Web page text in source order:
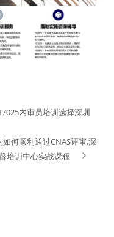
内审员培训选择深圳
何顺利通过CNAS评审,深
培训中心实战课程